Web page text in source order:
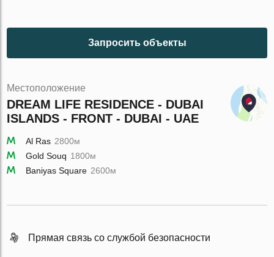
Запросить объекты
Местоположение
DREAM LIFE RESIDENCE - DUBAI
ISLANDS - FRONT - DUBAI - UAE
Al Ras 2800м
Gold Souq 1800м
Baniyas Square 2600м
Прямая связь со службой безопасности